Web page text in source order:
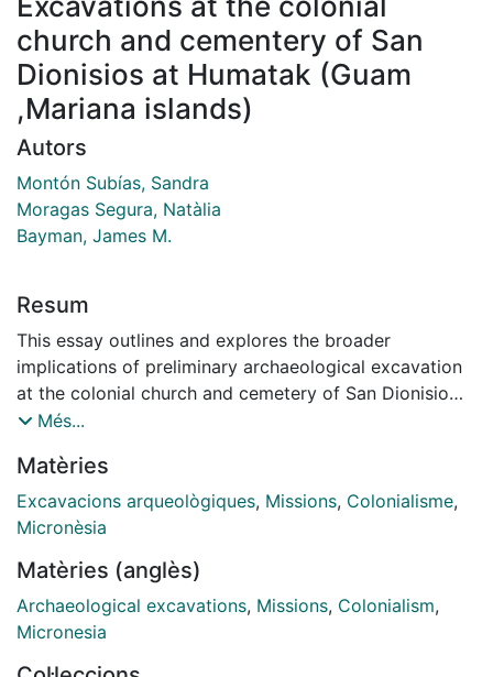
church and cementery of San
Dionisios at Humatak (Guam
,Mariana islands)
Autors
Montón Subías, Sandra
Moragas Segura, Natàlia
Bayman, James M.
Resum
This essay outlines and explores the broader
implications of preliminary archaeological excavation
at the colonial church and cemetery of San Dionisio
(Humåtak, Guam, Mariana Islands). The native
Islanders to experience European colonization
following the inception of Jesuit missionization in
1668. Although the archipelago was once perceived as
century, recent scholar- ship reveals that such locales
epitomize the underlying logic of the Jesuit mission
system. Moreover, it is increasingly clear that in spite
Més...
Matèries
Excavacions arqueològiques, Missions, Colonialisme,
Micronèsia
Matèries (anglès)
Archaeological excavations, Missions, Colonialism,
Micronesia